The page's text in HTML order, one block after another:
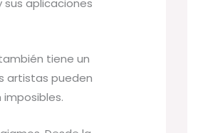
tiene un
artistas pueden